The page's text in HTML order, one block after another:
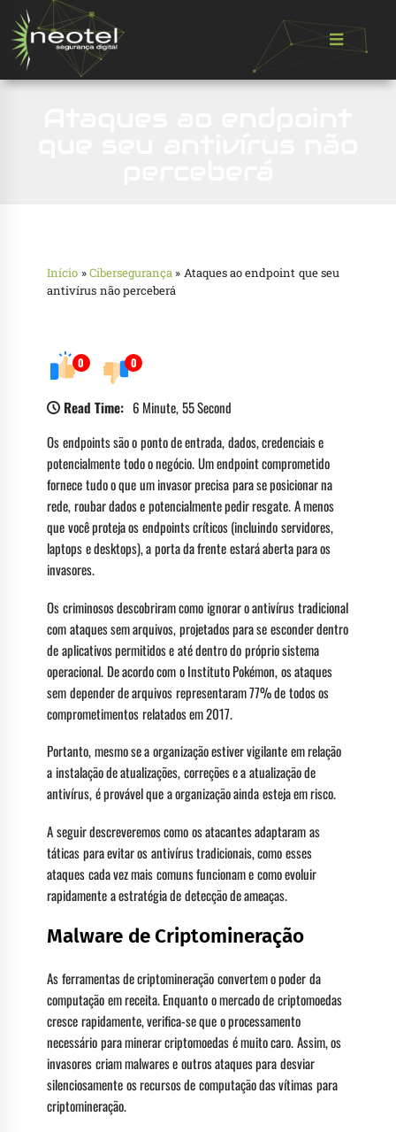
Início »Cibersegurança » Ataques ao endpoint que seu
antivírus não perceberá
0 0
Read Time: 6 Minute, 55 Second
Os endpoints são o ponto de entrada, dados, credenciais e
potencialmente todo o negócio. Um endpoint comprometido
fornece tudo o que um invasor precisa para se posicionar na
rede, roubar dados e potencialmente pedir resgate. A menos
que você proteja os endpoints críticos (incluindo servidores,
laptops e desktops), a porta da frente estará aberta para os
invasores.
Os criminosos descobriram como ignorar o antivírus tradicional
com ataques sem arquivos, projetados para se esconder dentro
de aplicativos permitidos e até dentro do próprio sistema
operacional. De acordo com o Instituto Pokémon, os ataques
sem depender de arquivos representaram 77% de todos os
comprometimentos relatados em 2017.
Portanto, mesmo se a organização estiver vigilante em relação
a instalação de atualizações, correções e a atualização de
antivírus, é provável que a organização ainda esteja em risco.
A seguir descreveremos como os atacantes adaptaram as
táticas para evitar os antivírus tradicionais, como esses
ataques cada vez mais comuns funcionam e como evoluir
rapidamente a estratégia de detecção de ameaças.
Malware de Criptomineração
As ferramentas de criptomineração convertem o poder da
computação em receita. Enquanto o mercado de criptomoedas
cresce rapidamente, verifica-se que o processamento
necessário para minerar criptomoedas é muito caro. Assim, os
invasores criam malwares e outros ataques para desviar
silenciosamente os recursos de computação das vítimas para
criptomineração.